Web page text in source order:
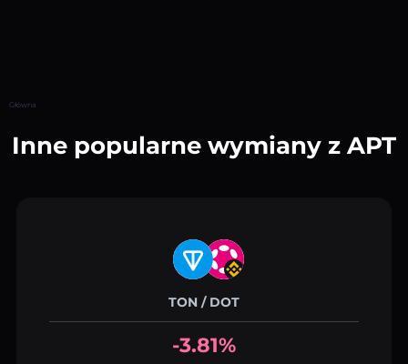
Główna
Inne popularne wymiany z APT
TON / DOT
-3.81%